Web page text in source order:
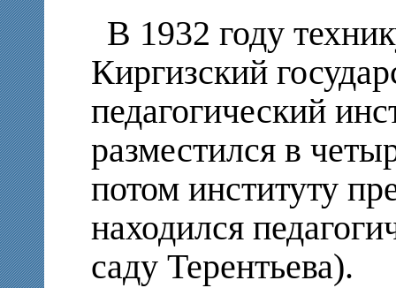
В 1932 году
Киргизский
педагогический
разместился в
потом институту
находился
саду Терентьева).